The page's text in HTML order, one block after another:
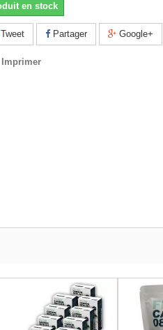
en stock
Tweet Partager Google+
Imprimer